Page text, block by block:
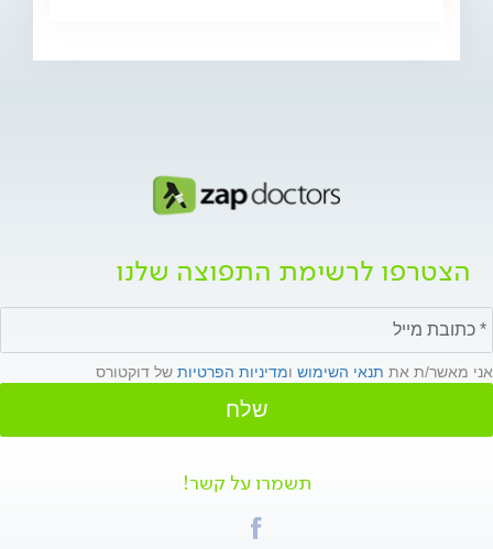
הצטרפו לרשימת התפוצה שלנו
אני מאשר/ת את תנאי השימוש ומדיניות הפרטיות של דוקטורס
שלח
תשמרו על קשר!